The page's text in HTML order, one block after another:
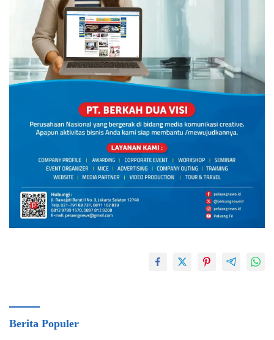
Berita Populer